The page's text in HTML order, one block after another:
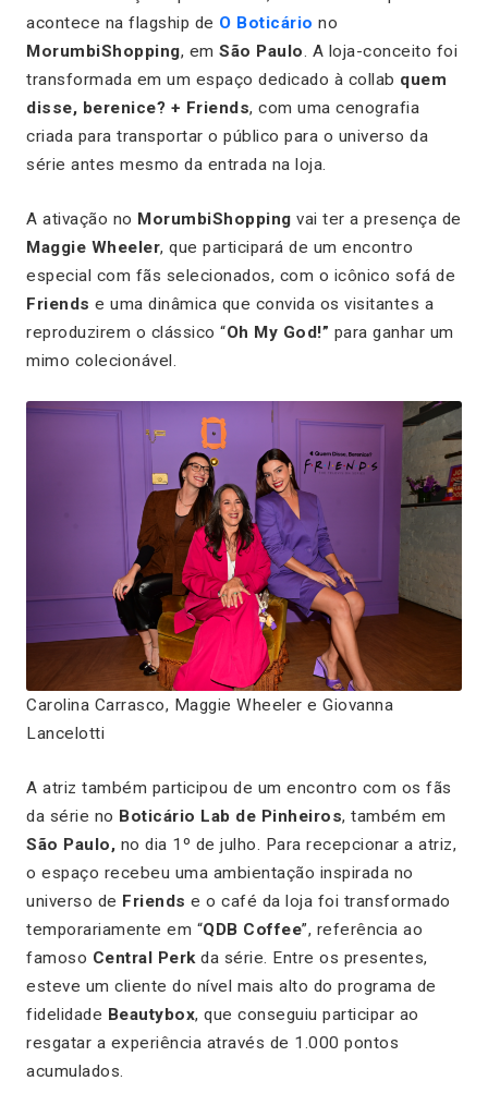
acontece na flagship de O Boticário no
MorumbiShopping, em São Paulo . A loja-conceito foi
transformada em um espaço dedicado à collab quem
disse, berenice? + Friends, com uma cenografia
criada para transportar o público para o universo da
série antes mesmo da entrada na loja.
A ativação no MorumbiShopping vai ter a presença de
Maggie Wheeler, que participará de um encontro
especial com fãs selecionados, com o icônico sofá de
Friends e uma dinâmica que convida os visitantes a
reproduzirem o clássico “Oh My God!” para ganhar um
mimo colecionável.
Carolina Carrasco, Maggie Wheeler e Giovanna
Lancelotti
A atriz também participou de um encontro com os fãs
da série no Boticário Lab de Pinheiros, também em
São Paulo, no dia 1º de julho. Para recepcionar a atriz,
o espaço recebeu uma ambientação inspirada no
universo de Friends e o café da loja foi transformado
temporariamente em “QDB Coffee”, referência ao
famoso Central Perkda série. Entre os presentes,
esteve um cliente do nível mais alto do programa de
fidelidade Beautybox, que conseguiu participar ao
resgatar a experiência através de 1.000 pontos
acumulados.